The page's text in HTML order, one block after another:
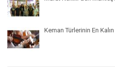
Keman Türlerinin En